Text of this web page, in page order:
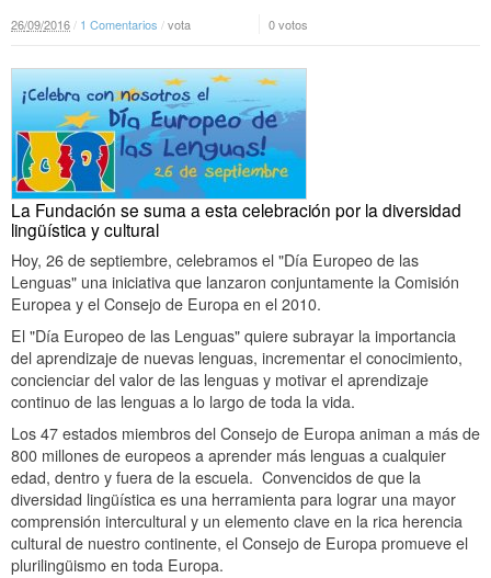
26/09/2016/ 1 Comentarios /vota 0 votos
La Fundación se suma a esta celebración por la diversidad
lingüística y cultural
Hoy, 26 de septiembre, celebramos el "Día Europeo de las
Lenguas" una iniciativa que lanzaron conjuntamente la Comisión
Europea y el Consejo de Europa en el 2010.
El "Día Europeo de las Lenguas" quiere subrayar la importancia
del aprendizaje de nuevas lenguas, incrementar el conocimiento,
concienciar del valor de las lenguas y motivar el aprendizaje
continuo de las lenguas a lo largo de toda la vida.
Los 47 estados miembros del Consejo de Europa animan a más de
800 millones de europeos a aprender más lenguas a cualquier
edad, dentro y fuera de la escuela. Convencidos de que la
diversidad lingüística es una herramienta para lograr una mayor
comprensión intercultural y un elemento clave en la rica herencia
cultural de nuestro continente, el Consejo de Europa promueve el
plurilingüismo en toda Europa.